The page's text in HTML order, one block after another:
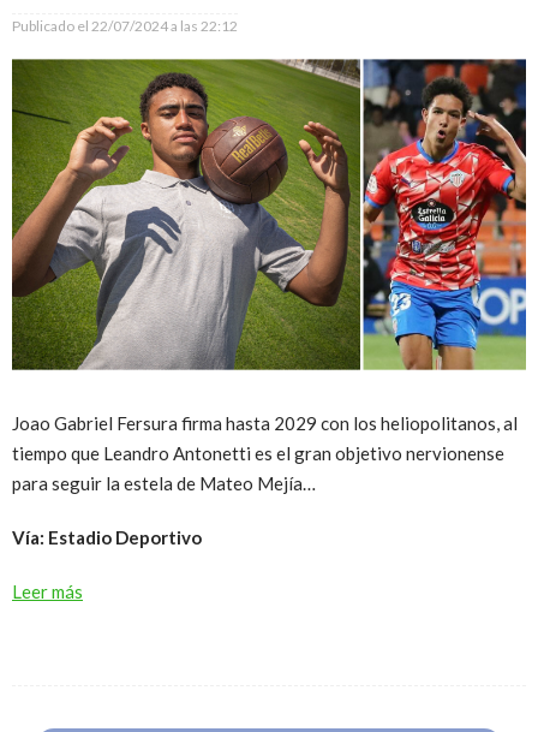
Publicado el 22/07/2024 a las 22:12
Joao Gabriel Fersura firma hasta 2029 con los heliopolitanos, al
tiempo que Leandro Antonetti es el gran objetivo nervionense
para seguir la estela de Mateo Mejía…
Vía: Estadio Deportivo
Leer más